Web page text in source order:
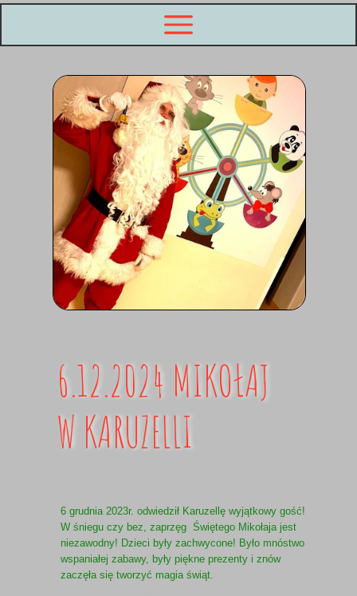
6.12.2024 MIKOŁAJ
W KARUZELLI
6 grudnia 2023r. odwiedził Karuzellę wyjątkowy gość!
W śniegu czy bez, zaprzęg Świętego Mikołaja jest
niezawodny! Dzieci były zachwycone! Było mnóstwo
wspaniałej zabawy, były piękne prezenty i znów
zaczęła się tworzyć magia świąt.